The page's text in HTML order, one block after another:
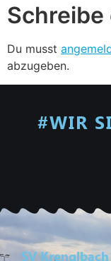
Du musst
abzugeben.
#WIR
SV